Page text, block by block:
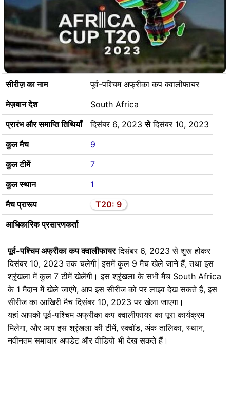
सीरीज़ का नाम
पूर्व-पश्चिम अफ्रीका कप क्वालीफायर
मेज़बान देश
South Africa
प्रारंभ और समाप्ति तिथियाँ
दिसंबर 6, 2023सेदिसंबर 10, 2023
कुल मैच
9
कुल टीमें
7
कुल स्थान
1
मैच प्रारूप
T20: 9
आधिकारिक प्रसारणकर्ता
पूर्व-पश्चिम अफ्रीका कप क्वालीफायरदिसंबर 6, 2023 से शुरू होकर
दिसंबर 10, 2023 तक चलेगी| इसमें कुल 9 मैच खेले जाने हैं, तथा इस
श्रृंखला में कुल 7 टीमें खेलेंगी। इस श्रृंखला के सभी मैच South Africa
के 1 मैदान में खेले जाएंगे, आप इस सीरीज को पर लाइव देख सकते हैं, इस
सीरीज का आखिरी मैच दिसंबर 10, 2023 पर खेला जाएगा।
यहां आपको पूर्व-पश्चिम अफ्रीका कप क्वालीफायर का पूरा कार्यक्रम
मिलेगा, और आप इस श्रृंखला की टीमें, स्क्वॉड, अंक तालिका, स्थान,
नवीनतम समाचार अपडेट और वीडियो भी देख सकते हैं।